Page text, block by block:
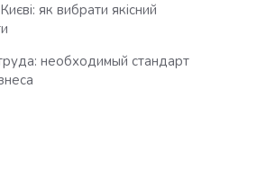
як вибрати якісний
необходимый стандарт